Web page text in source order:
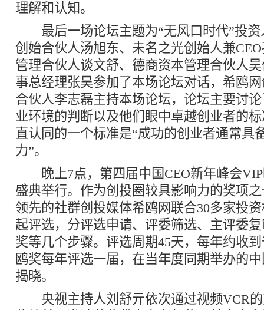
理解和认知。
最后一场论坛主题为“无风口时代”投资
创始合伙人汤旭东、未名之光创始人兼
管理合伙人谈文舒、德商资本管理合伙人
事总经理张昊参加了本场论坛对话，希鸥
合伙人李志磊主持本场论坛，论坛主要讨
业环境的判断以及他们眼中卓越创业者的
直认同的一个标准是“成功的创业者通常具
力”。
晚上7点，第四届中国CEO新年峰会VIP
盛典举行。作为创投圈较具影响力的奖项
领先的社群创投媒体希鸥网联合30多家投
起评选，分评选申请、评委筛选、主评委
奖等几个步骤。评选周期45天，每年约收
鸥奖每年评选一届，在当年度同期举办的
揭晓。
央视主持人刘舒亓依次通过视频VCR的